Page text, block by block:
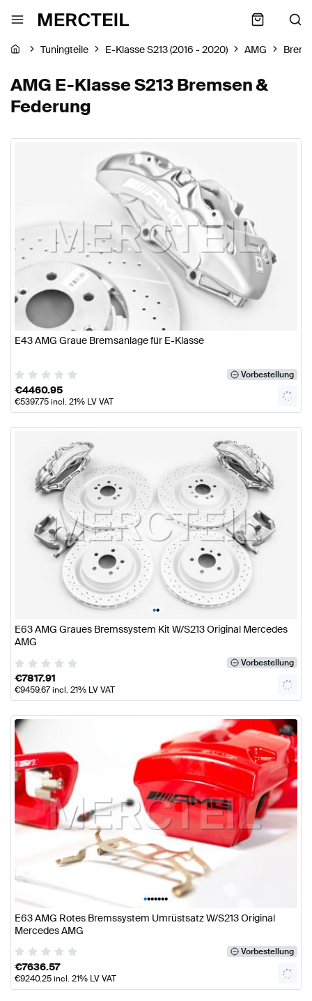
Tuningteile E-Klasse S213 (2016 - 2020) AMG
AMG E-Klasse S213 Bremsen &
Federung
E43 AMG Graue Bremsanlage für E-Klasse
Vorbestellung
€4460.95
€5397.75incl. 21% LV VAT
••
E63 AMG Graues Bremssystem Kit W/S213 Original Mercedes
AMG
Vorbestellung
€7817.91
€9459.67incl. 21% LV VAT
•••••••
E63 AMG Rotes Bremssystem Umrüstsatz W/S213 Original
Mercedes AMG
Vorbestellung
€7636.57
€9240.25incl. 21% LV VAT